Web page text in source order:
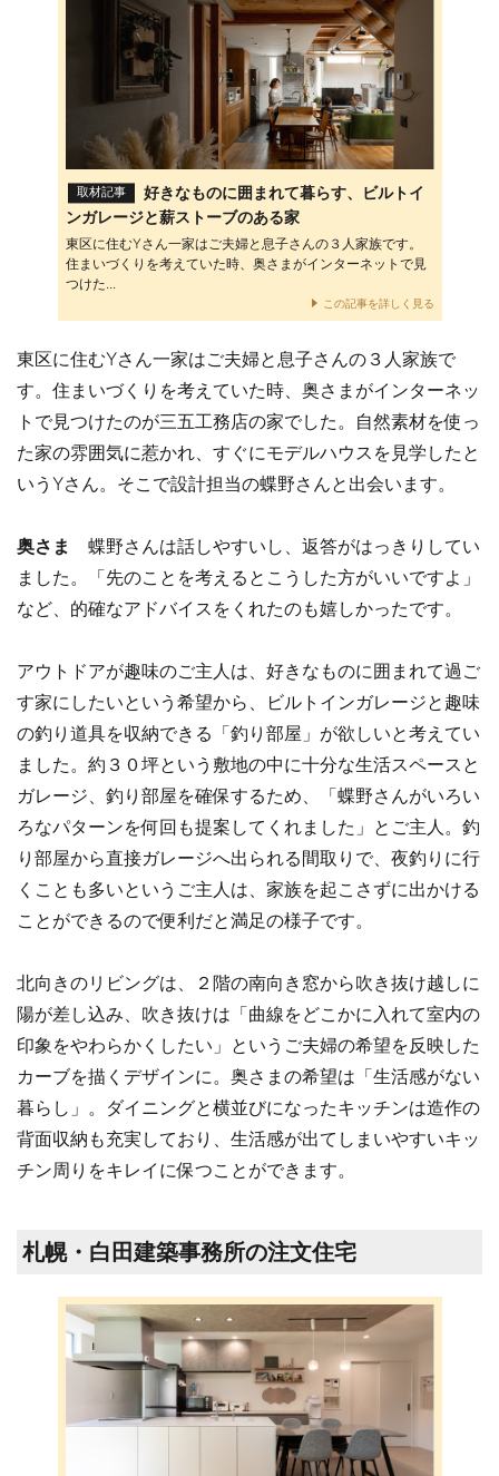
取材記事
好きなものに囲まれて暮らす、ビルトイ
ンガレージと薪ストーブのある家
東区に住むYさん一家はご夫婦と息子さんの３人家族です。
住まいづくりを考えていた時、奥さまがインターネットで見
つけた...
この記事を詳しく見る
東区に住むYさん一家はご夫婦と息子さんの３人家族で
す。住まいづくりを考えていた時、奥さまがインターネッ
トで見つけたのが三五工務店の家でした。自然素材を使っ
た家の雰囲気に惹かれ、すぐにモデルハウスを見学したと
いうYさん。そこで設計担当の蝶野さんと出会います。
奥さま
蝶野さんは話しやすいし、返答がはっきりしてい
ました。「先のことを考えるとこうした方がいいですよ」
など、的確なアドバイスをくれたのも嬉しかったです。
アウトドアが趣味のご主人は、好きなものに囲まれて過ご
す家にしたいという希望から、ビルトインガレージと趣味
の釣り道具を収納できる「釣り部屋」が欲しいと考えてい
ました。約３０坪という敷地の中に十分な生活スペースと
ガレージ、釣り部屋を確保するため、「蝶野さんがいろい
ろなパターンを何回も提案してくれました」とご主人。釣
り部屋から直接ガレージへ出られる間取りで、夜釣りに行
くことも多いというご主人は、家族を起こさずに出かける
ことができるので便利だと満足の様子です。
北向きのリビングは、２階の南向き窓から吹き抜け越しに
陽が差し込み、吹き抜けは「曲線をどこかに入れて室内の
印象をやわらかくしたい」というご夫婦の希望を反映した
カーブを描くデザインに。奥さまの希望は「生活感がない
暮らし」。ダイニングと横並びになったキッチンは造作の
背面収納も充実しており、生活感が出てしまいやすいキッ
チン周りをキレイに保つことができます。
札幌・白田建築事務所の注文住宅